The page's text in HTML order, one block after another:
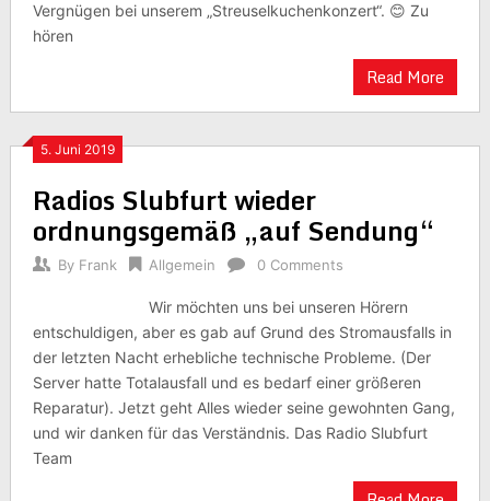
Vergnügen bei unserem „Streuselkuchenkonzert“. 😊 Zu
hören
Read More
5. Juni 2019
Radios Slubfurt wieder
ordnungsgemäß „auf Sendung“
By Frank Allgemein 0 Comments
Wir möchten uns bei unseren Hörern
entschuldigen, aber es gab auf Grund des Stromausfalls in
der letzten Nacht erhebliche technische Probleme. (Der
Server hatte Totalausfall und es bedarf einer größeren
Reparatur). Jetzt geht Alles wieder seine gewohnten Gang,
und wir danken für das Verständnis. Das Radio Slubfurt
Team